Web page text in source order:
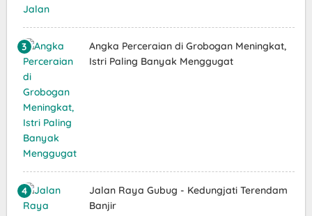
Angka Perceraian di Grobogan Meningkat,
Istri Paling Banyak Menggugat
Jalan Raya Gubug - Kedungjati Terendam
Banjir